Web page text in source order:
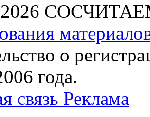
2026
о
года.
связь Реклама